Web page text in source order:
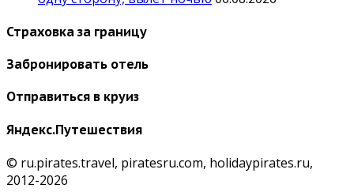
Страховка за границу
Забронировать отель
Отправиться в круиз
Яндекс.Путешествия
© ru.pirates.travel, piratesru.com, holidaypirates.ru,
2012-2026